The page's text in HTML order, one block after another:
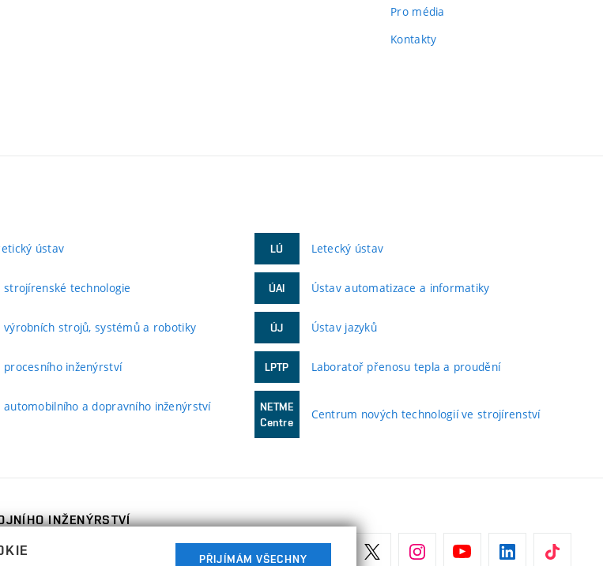
Pro média
Kontakty
ústav
strojírenské technologie
výrobních strojů, systémů a robotiky
procesního inženýrství
automobilního a dopravního inženýrství
LÚ Letecký ústav
ÚAI Ústav automatizace a informatiky
ÚJ Ústav jazyků
LPTP Laboratoř přenosu tepla a proudění
NETME
Centre
Centrum nových technologií ve strojírenství
INŽENÝRSTVÍ
PŘIJÍMÁM VŠECHNY